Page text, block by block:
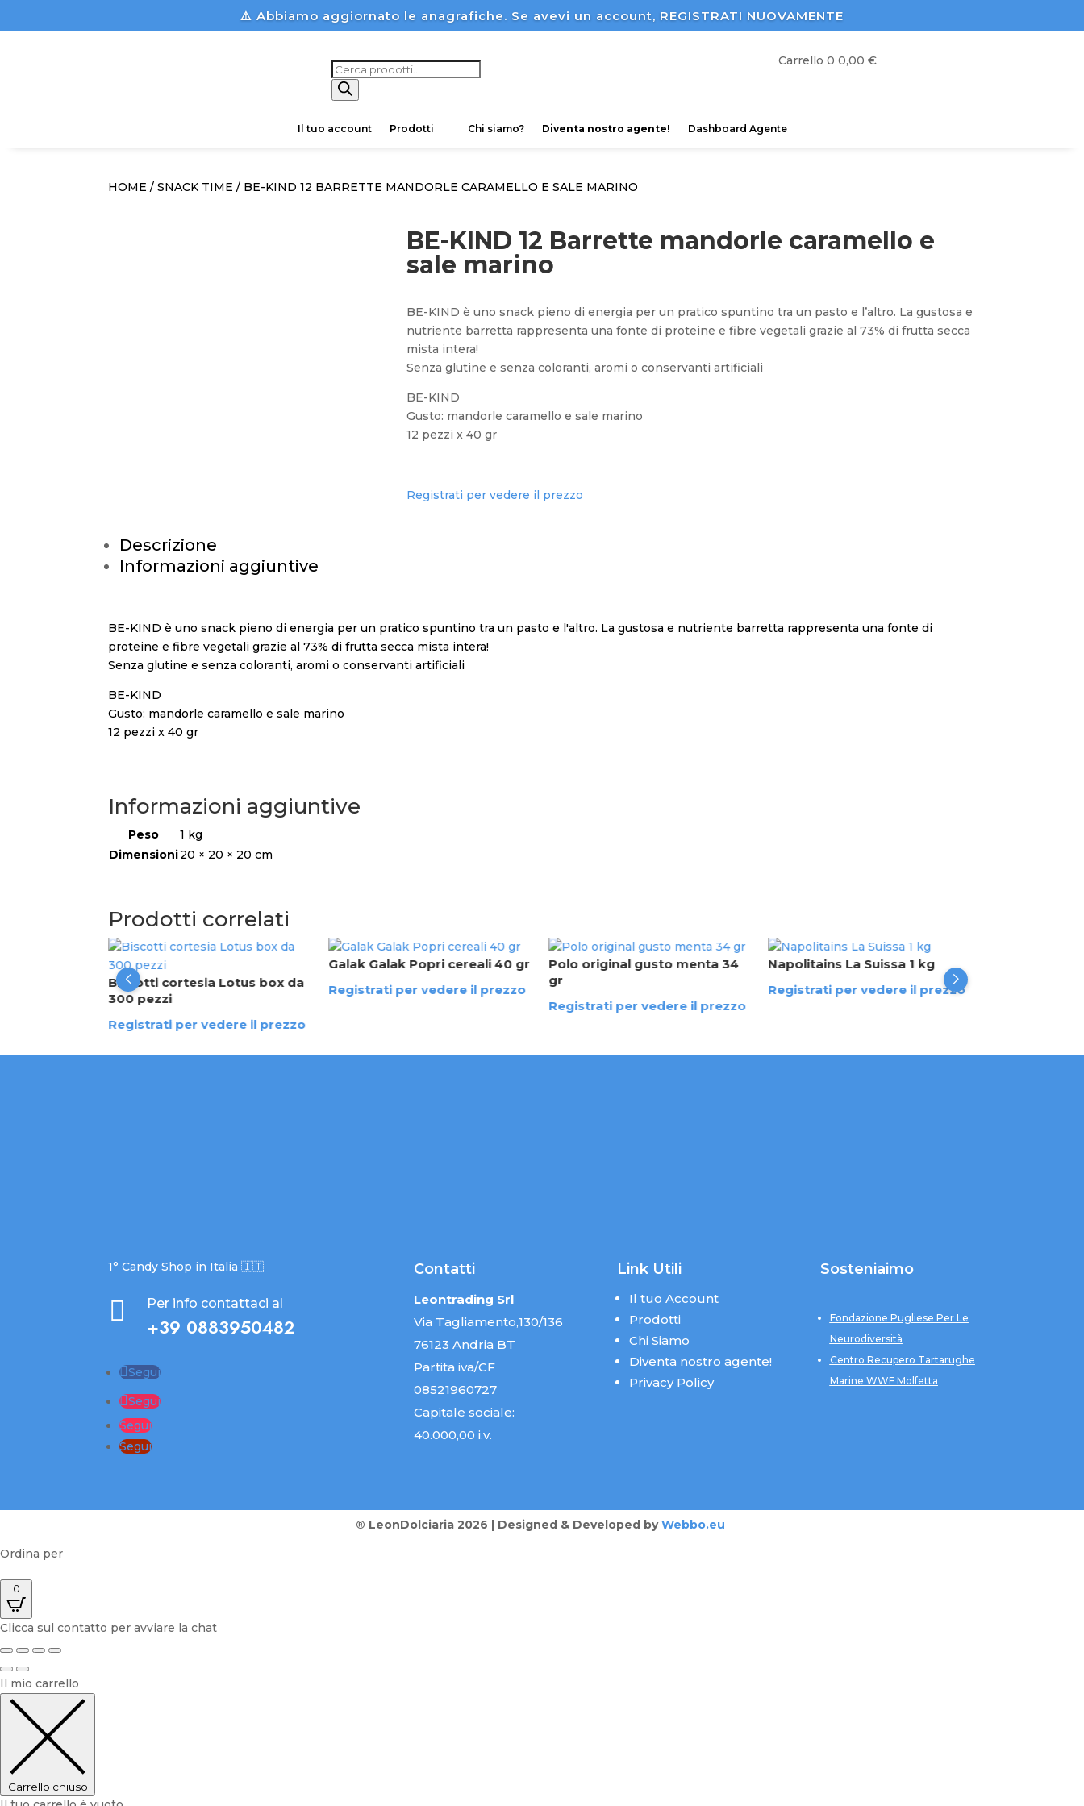
⚠️ Abbiamo aggiornato le anagrafiche. Se avevi un account, REGISTRATI NUOVAMENTE
Products
search
Carrello 0 0,00 €
Il tuo account Prodotti Chi siamo? Diventa nostro agente! Dashboard Agente
HOME /SNACK TIME / BE-KIND 12 BARRETTE MANDORLE CARAMELLO E SALE MARINO
BE-KIND 12 Barrette mandorle caramello e
sale marino
BE-KIND è uno snack pieno di energia per un pratico spuntino tra un pasto e l’altro. La gustosa e
nutriente barretta rappresenta una fonte di proteine e fibre vegetali grazie al 73% di frutta secca
mista intera!
Senza glutine e senza coloranti, aromi o conservanti artificiali
BE-KIND
Gusto: mandorle caramello e sale marino
12 pezzi x 40 gr
Registrati per vedere il prezzo
Descrizione
Informazioni aggiuntive
BE-KIND è uno snack pieno di energia per un pratico spuntino tra un pasto e l'altro. La gustosa e nutriente barretta rappresenta una fonte di
proteine e fibre vegetali grazie al 73% di frutta secca mista intera!
Senza glutine e senza coloranti, aromi o conservanti artificiali
BE-KIND
Gusto: mandorle caramello e sale marino
12 pezzi x 40 gr
Informazioni aggiuntive
Peso
1 kg
Dimensioni20 × 20 × 20 cm
Prodotti correlati
Biscotti cortesia Lotus box da
300 pezzi
Registrati per vedere il prezzo
Galak Galak Popri cereali 40 gr
Registrati per vedere il prezzo
Polo original gusto menta 34
gr
Registrati per vedere il prezzo
Napolitains La Suissa 1 kg
Registrati per vedere il prezzo
1° Candy Shop in Italia 🇮🇹
 Per info contattaci al
+39 0883950482
Segui
Segui
Segui
Segui
Contatti
Leontrading Srl
Via Tagliamento,130/136
76123 Andria BT
Partita iva/CF
08521960727
Capitale sociale:
40.000,00 i.v.
Link Utili
Il tuo Account
Prodotti
Chi Siamo
Diventa nostro agente!
Privacy Policy
Sosteniaimo
Fondazione Pugliese Per Le
Neurodiversità
Centro Recupero Tartarughe
Marine WWF Molfetta
® LeonDolciaria 2026 | Designed & Developed by Webbo.eu
Ordina per
0
Clicca sul contatto per avviare la chat
Il mio carrello
Carrello chiuso